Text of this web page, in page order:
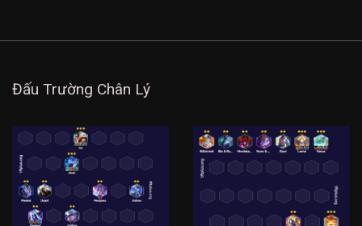
Đấu Trường Chân Lý